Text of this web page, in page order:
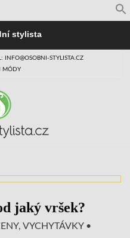
stylista
INFO@OSOBNI-STYLISTA.CZ
MÓDY
jaký vršek?
, VYCHYTÁVKY•